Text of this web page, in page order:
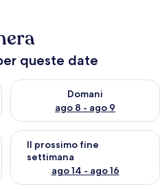
queste date
sera, ago 7 - ago 8
Domani
ago 8 - ago 9
Verifica la disponibilità per
fine settimana, ago 7 - ago
Il prossimo fine
settimana
ago 14 - ago 16
Verifica la disponibilità per il